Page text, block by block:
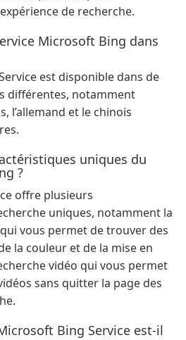
de recherche.
Microsoft Bing dans
est disponible dans de
différentes, notamment
l’allemand et le chinois
uniques du
?
offre plusieurs
uniques, notamment la
vous permet de trouver des
la couleur et de la mise en
vidéo qui vous permet
sans quitter la page des
Bing Service est-il